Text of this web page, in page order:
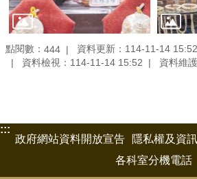
點閱數： 444
資料更新：114-11-14 15:52
資料檢視：114-11-14 15:52
資料維
:::
政府網站資料開放宣告
隱私權及資
各科室分機電話